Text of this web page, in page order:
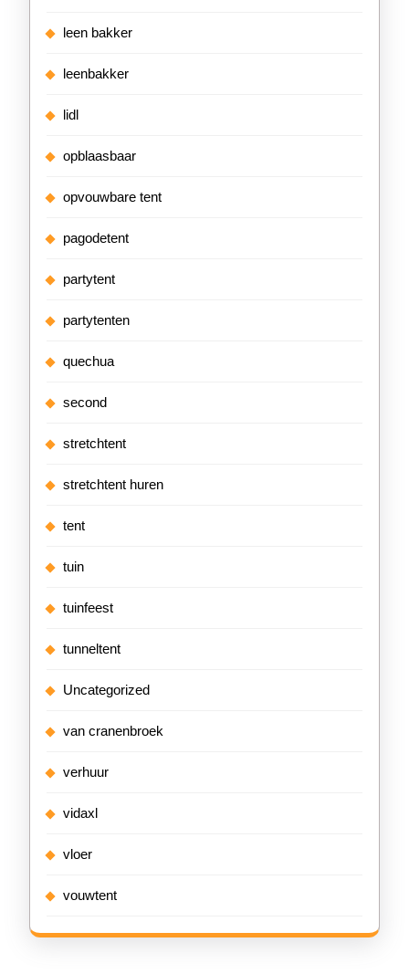
leen bakker
leenbakker
lidl
opblaasbaar
opvouwbare tent
pagodetent
partytent
partytenten
quechua
second
stretchtent
stretchtent huren
tent
tuin
tuinfeest
tunneltent
Uncategorized
van cranenbroek
verhuur
vidaxl
vloer
vouwtent